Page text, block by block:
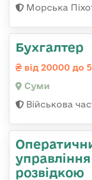
Морська
Бухгалтер
від 20000 до
Суми
Військова
розвідкою